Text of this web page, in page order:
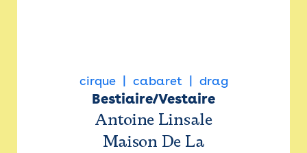
cirque cabaret drag
Bestiaire/Vestaire
Antoine Linsale
Maison De La